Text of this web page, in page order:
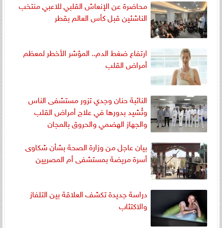
محاضرة عن الإنعاش القلبي للاعبي منتخب
الناشئين قبل كأس العالم بقطر
ارتفاع ضغط الدم.. المؤشر الأخطر لمعظم
أمراض القلب
النائبة حنان وجدي تزور مستشفى الناس
وتُشيد بدورها في علاج أمراض القلب
والجهاز الهضمي والحروق بالمجان
بيان عاجل من وزارة الصحة بشأن شكاوى
أسرة مريضة بمستشفى أم المصريين
دراسة جديدة تكشف العلاقة بين التلفاز
والاكتئاب